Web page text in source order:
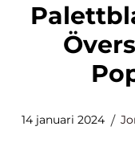
Palettblad Redhead: En
14 januari 2024